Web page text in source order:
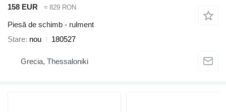
158 EUR ≈ 829 RON
Piesă de schimb - rulment
Stare nou 180527
Grecia, Thessaloniki